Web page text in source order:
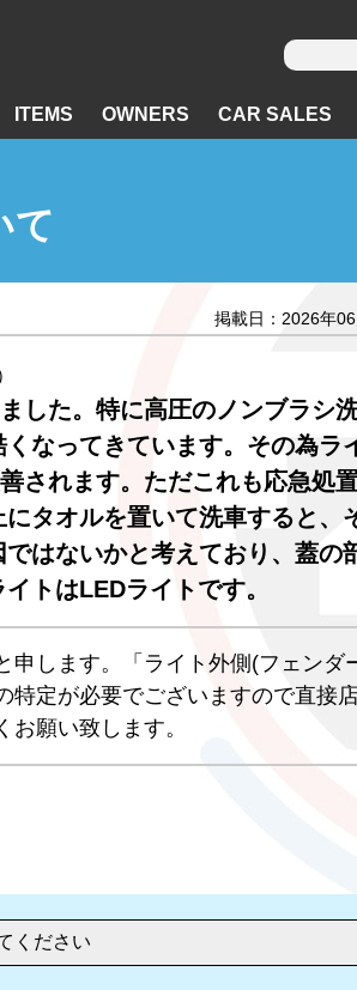
ITEMS OWNERS CAR SALES
て
掲載日：2026年
した。特に高圧のノンブラシ
なってきています。その為ラ
されます。ただこれも応急処
タオルを置いて洗車すると、
はないかと考えており、蓋の
トはLEDライトです。
申します。「ライト外側(フェンダ
定が必要でございますので直接
願い致します。